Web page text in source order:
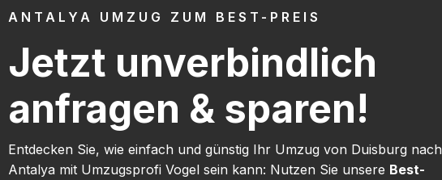
ANTALYA UMZUG ZUM BEST-PREIS
Jetzt unverbindlich
anfragen & sparen!
Entdecken Sie, wie einfach und günstig Ihr Umzug von Duisburg nach
Antalya mit Umzugsprofi Vogel sein kann: Nutzen Sie unsere Best-